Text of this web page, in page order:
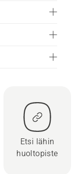
Etsi lähin
huoltopiste